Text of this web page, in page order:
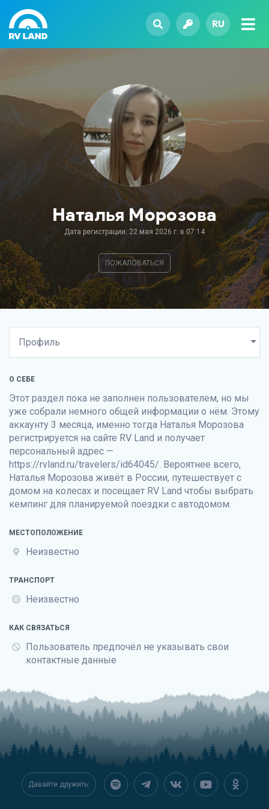
RU
Наталья Морозова
Дата регистрации: 22 мая 2026 г. в 07:14
ПОЖАЛОВАТЬСЯ
О СЕБЕ
Этот раздел пока не заполнен пользователем, но мы
уже собрали немного общей информации о нём. Этому
аккаунту 3 месяца, именно тогда Наталья Морозова
регистрируется на сайте RV Land и получает
персональный адрес —
https://rvland.ru/travelers/id64045/. Вероятнее всего,
Наталья Морозова живёт в России, путешествует с
домом на колесах и посещает RV Land чтобы выбрать
кемпинг для планируемой поездки с автодомом.
МЕСТОПОЛОЖЕНИЕ
Неизвестно
ТРАНСПОРТ
Неизвестно
КАК СВЯЗАТЬСЯ
Пользователь предпочёл не указывать свои
контактные данные
Давайте дружить: